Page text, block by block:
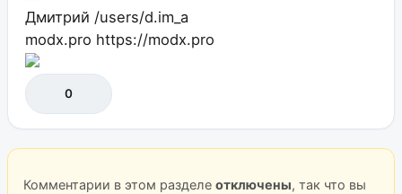
Дмитрий /users/d.im_a
modx.pro https://modx.pro
0
Комментарии в этом разделе отключены, так что вы